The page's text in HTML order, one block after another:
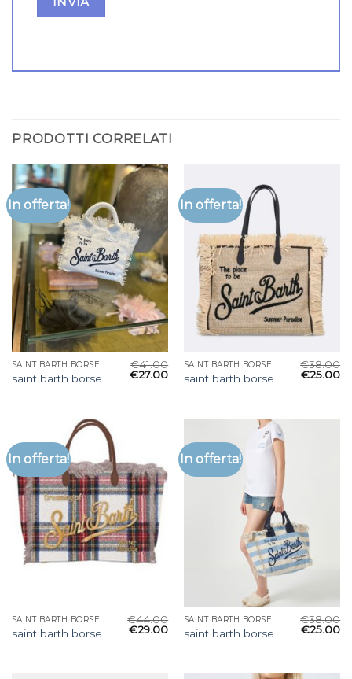
PRODOTTI CORRELATI
In offerta!
SAINT BARTH BORSE
saint barth borse
€41.00
€27.00
In offerta!
SAINT BARTH BORSE
saint barth borse
€38.00
€25.00
In offerta!
SAINT BARTH BORSE
saint barth borse
€44.00
€29.00
In offerta!
SAINT BARTH BORSE
saint barth borse
€38.00
€25.00